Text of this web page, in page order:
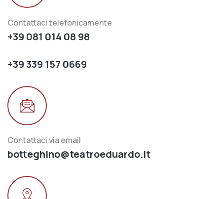
Contattaci telefonicamente
+39 081 014 08 98
+39 339 157 0669
Contattaci via email
botteghino@teatroeduardo.it